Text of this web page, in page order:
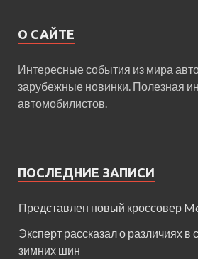
О САЙТЕ
Интересные события из мира
зарубежные новинки. Полезная
автомобилистов.
ПОСЛЕДНИЕ ЗАПИСИ
Представлен новый кроссовер
Эксперт рассказал о различиях в
зимних шин